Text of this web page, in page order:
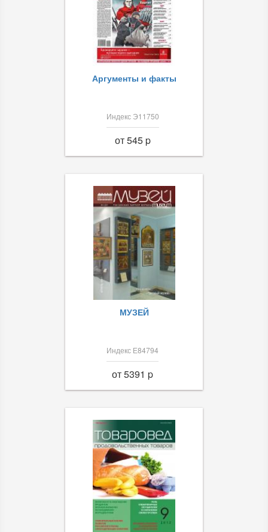
Аргументы и факты
Индекс Э11750
от 545 p
МУЗЕЙ
Индекс Е84794
от 5391 p